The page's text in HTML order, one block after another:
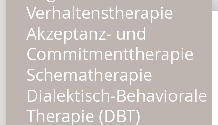
Verhaltenstherapie
Akzeptanz- und
Commitmenttherapie
Schematherapie
Dialektisch-Behaviorale
Therapie (DBT)